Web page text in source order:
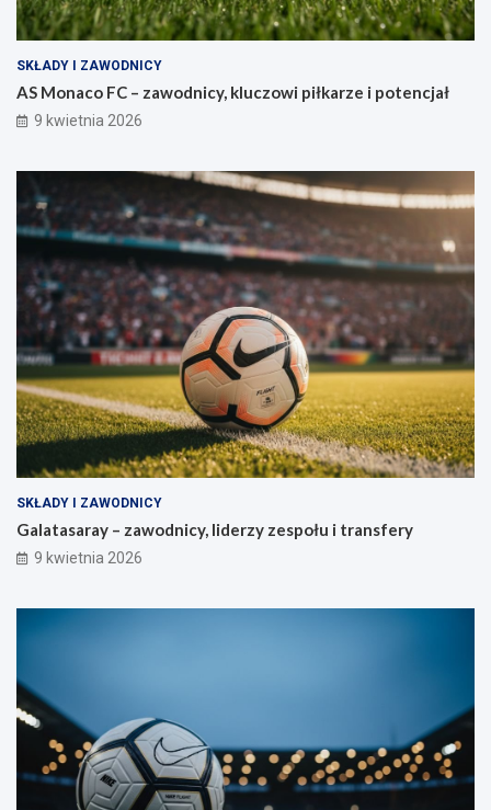
SKŁADY I ZAWODNICY
AS Monaco FC – zawodnicy, kluczowi piłkarze i potencjał
9 kwietnia 2026
SKŁADY I ZAWODNICY
Galatasaray – zawodnicy, liderzy zespołu i transfery
9 kwietnia 2026